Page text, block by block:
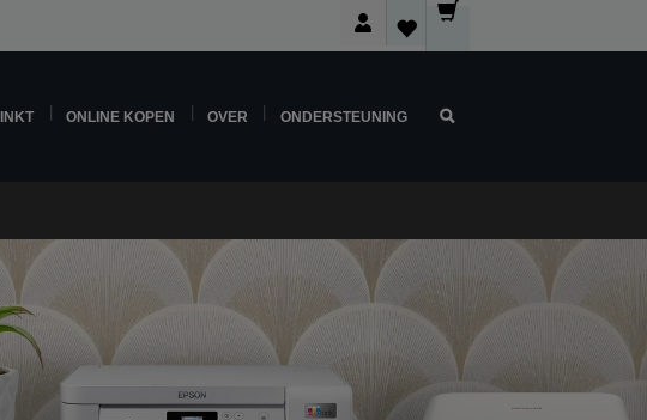
INKT ONLINE KOPEN OVER ONDERSTEUNING